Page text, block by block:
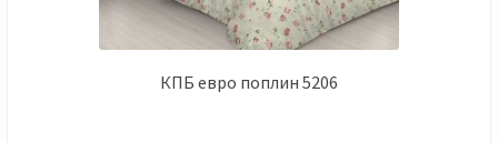
КПБ евро поплин 5206